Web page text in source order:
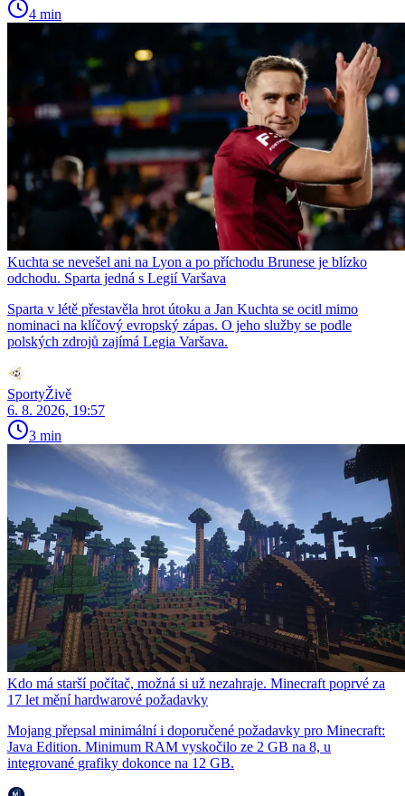
4 min
Kuchta se nevešel ani na Lyon a po příchodu Brunese je blízko
odchodu. Sparta jedná s Legií Varšava
Sparta v létě přestavěla hrot útoku a Jan Kuchta se ocitl mimo
nominaci na klíčový evropský zápas. O jeho služby se podle
polských zdrojů zajímá Legia Varšava.
SportyŽivě
6. 8. 2026, 19:57
3 min
Kdo má starší počítač, možná si už nezahraje. Minecraft poprvé za
17 let mění hardwarové požadavky
Mojang přepsal minimální i doporučené požadavky pro Minecraft:
Java Edition. Minimum RAM vyskočilo ze 2 GB na 8, u
integrované grafiky dokonce na 12 GB.